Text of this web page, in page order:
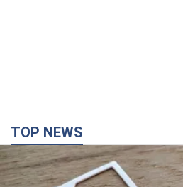
TOP NEWS